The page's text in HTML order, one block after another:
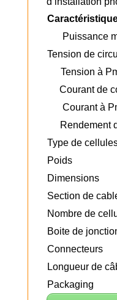
Puissance
Tension de
Tension à
Courant de
Courant à
Rendement
Type de
Poids
Dimensions
Section de
Nombre de
Boite de
Connecteurs
Longueur de
Packaging